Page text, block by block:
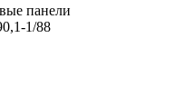
панели
1/88